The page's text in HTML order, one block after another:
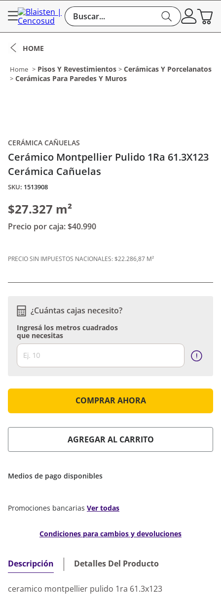
Buscar...
Pisos Y Revestimientos
Cerámicas Y Porcelanatos
Cerámicas Para Paredes Y Muros
CERÁMICA CAÑUELAS
Cerámico Montpellier Pulido 1Ra 61.3X123
Cerámica Cañuelas
: 1513908
$27.327 m²
Precio por caja:$40.990
PRECIO SIN IMPUESTOS NACIONALES:$22.286,87 M²
¿Cuántas cajas necesito?
Ingresá los metros cuadrados
que necesitas
COMPRAR AHORA
AGREGAR AL CARRITO
Medios de pago disponibles
Promociones bancarias Ver todas
Condiciones para cambios y devoluciones
Descripción Detalles Del Producto
ceramico montpellier pulido 1ra 61.3x123